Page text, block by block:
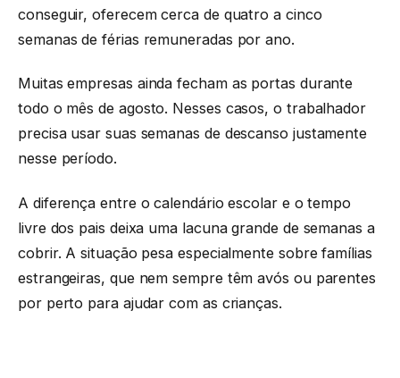
conseguir, oferecem cerca de quatro a cinco
semanas de férias remuneradas por ano.
Muitas empresas ainda fecham as portas durante
todo o mês de agosto. Nesses casos, o trabalhador
precisa usar suas semanas de descanso justamente
nesse período.
A diferença entre o calendário escolar e o tempo
livre dos pais deixa uma lacuna grande de semanas a
cobrir. A situação pesa especialmente sobre famílias
estrangeiras, que nem sempre têm avós ou parentes
por perto para ajudar com as crianças.